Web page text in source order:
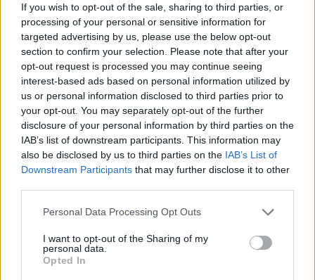
If you wish to opt-out of the sale, sharing to third parties, or
processing of your personal or sensitive information for
targeted advertising by us, please use the below opt-out
section to confirm your selection. Please note that after your
opt-out request is processed you may continue seeing
interest-based ads based on personal information utilized by
us or personal information disclosed to third parties prior to
your opt-out. You may separately opt-out of the further
disclosure of your personal information by third parties on the
IAB’s list of downstream participants. This information may
also be disclosed by us to third parties on the IAB’s List of
Downstream Participants that may further disclose it to other
Personal Data Processing Opt Outs
I want to opt-out of the Sharing of my
personal data.
Opted In
Neověřeno
Profilová fotografie byla aktualizována před 12 lety
1 uživateli se líbí
Tento uživatel zatím neprokázal svou identitu ověřovací
údaje odpovídají skutečné osobě.